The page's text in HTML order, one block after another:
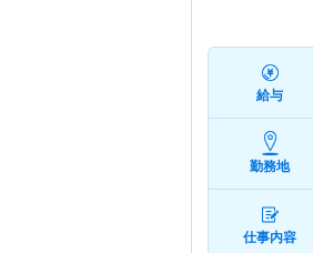
給与
勤務地
仕事内容